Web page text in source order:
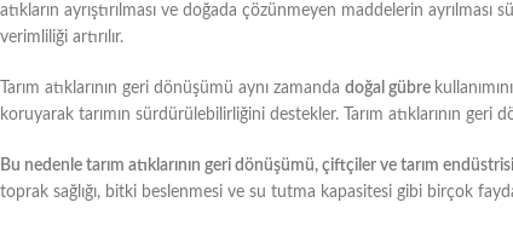
atıkların ayrıştırılması ve doğada çözünmeyen maddelerin
verimliliği artırılır.
Tarım atıklarının geri dönüşümü aynı zamanda doğal gübre
koruyarak tarımın sürdürülebilirliğini destekler. Tarım atıklarının geri
Bu nedenle tarım atıklarının geri dönüşümü, çiftçiler ve tarım
toprak sağlığı, bitki beslenmesi ve su tutma kapasitesi gibi birçok